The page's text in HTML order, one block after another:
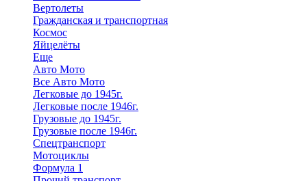
Вертолеты
Гражданская и транспортная
Космос
Яйцелёты
Еще
Авто Мото
Все Авто Мото
Легковые до 1945г.
Легковые после 1946г.
Грузовые до 1945г.
Грузовые после 1946г.
Спецтранспорт
Мотоциклы
Формула 1